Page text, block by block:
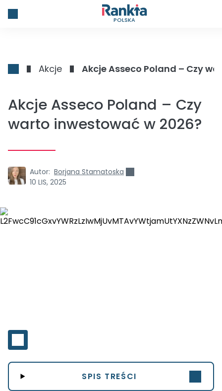
POLSKA
Akcje Akcje Asseco Poland – Czy
Akcje Asseco Poland – Czy
warto inwestować w 2026?
Autor: Borjana Stamatoska
10 LIS, 2025
SPIS TREŚCI